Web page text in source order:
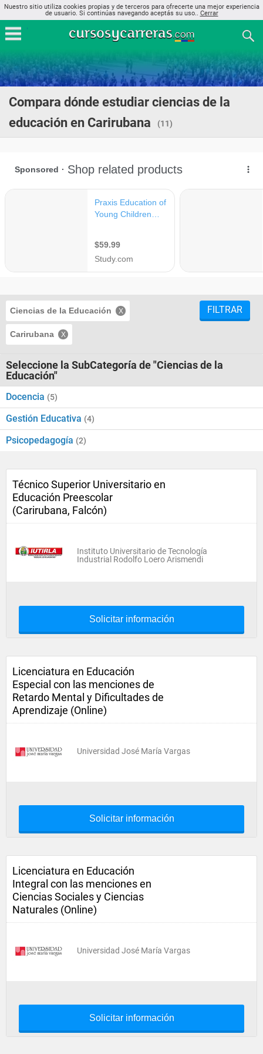
Nuestro sitio utiliza cookies propias y de terceros para ofrecerte una mejor experiencia
de usuario. Si continúas navegando aceptás su uso.. Cerrar
Compara dónde estudiar ciencias de la
educación en Carirubana
(11)
Ciencias de la Educación
Carirubana
FILTRAR
Seleccione la SubCategoría de "Ciencias de la
Educación"
Docencia (5)
Gestión Educativa (4)
Psicopedagogía (2)
Técnico Superior Universitario en
Educación Preescolar
(Carirubana, Falcón)
Instituto Universitario de Tecnología
Industrial Rodolfo Loero Arismendi
Solicitar información
Licenciatura en Educación
Especial con las menciones de
Retardo Mental y Dificultades de
Aprendizaje (Online)
Universidad José María Vargas
Solicitar información
Licenciatura en Educación
Integral con las menciones en
Ciencias Sociales y Ciencias
Naturales (Online)
Universidad José María Vargas
Solicitar información